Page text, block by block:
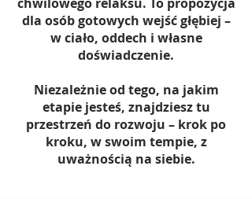
dla osób gotowych wejść głębiej –
w ciało, oddech i własne
doświadczenie.
Niezależnie od tego, na jakim
etapie jesteś, znajdziesz tu
przestrzeń do rozwoju – krok po
kroku, w swoim tempie, z
uważnością na siebie.